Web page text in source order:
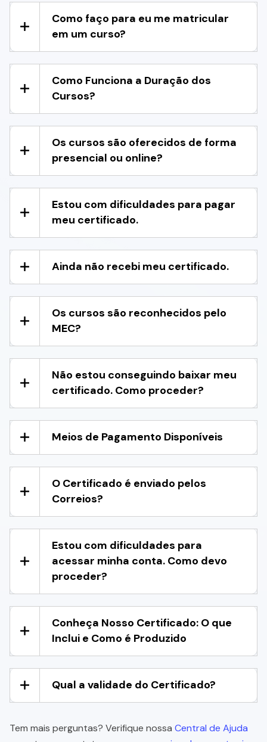
Como faço para eu me matricular
em um curso?
Como Funciona a Duração dos
Cursos?
Os cursos são oferecidos de forma
presencial ou online?
Estou com dificuldades para pagar
meu certificado.
Ainda não recebi meu certificado.
Os cursos são reconhecidos pelo
MEC?
Não estou conseguindo baixar meu
certificado. Como proceder?
Meios de Pagamento Disponíveis
O Certificado é enviado pelos
Correios?
Estou com dificuldades para
acessar minha conta. Como devo
proceder?
Conheça Nosso Certificado: O que
Inclui e Como é Produzido
Qual a validade do Certificado?
Tem mais perguntas? Verifique nossa Central de Ajuda